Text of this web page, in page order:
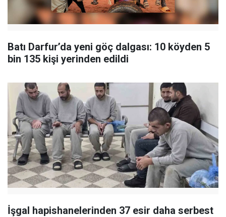
Batı Darfur’da yeni göç dalgası: 10 köyden 5
bin 135 kişi yerinden edildi
İşgal hapishanelerinden 37 esir daha serbest